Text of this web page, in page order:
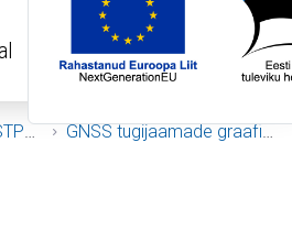
GNSS tugijaamade graafikud